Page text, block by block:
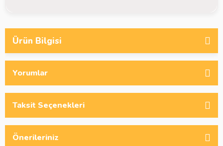
Ürün Bilgisi
Yorumlar
Taksit Seçenekleri
Önerileriniz